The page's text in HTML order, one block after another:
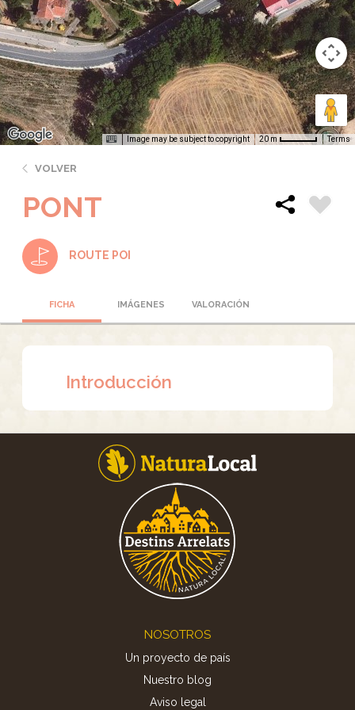
Image may be subject to copyright 20 m Terms
VOLVER
PONT
ROUTE POI
FICHA IMÁGENES VALORACIÓN
Introducción
NOSOTROS
Un proyecto de país
Nuestro blog
Aviso legal